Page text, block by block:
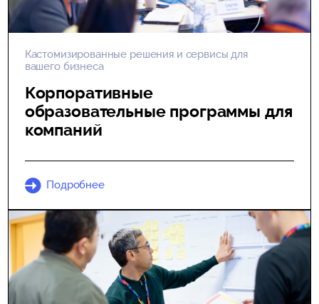
Кастомизированные решения и сервисы для
вашего бизнеса
Корпоративные
образовательные программы для
компаний
Подробнее